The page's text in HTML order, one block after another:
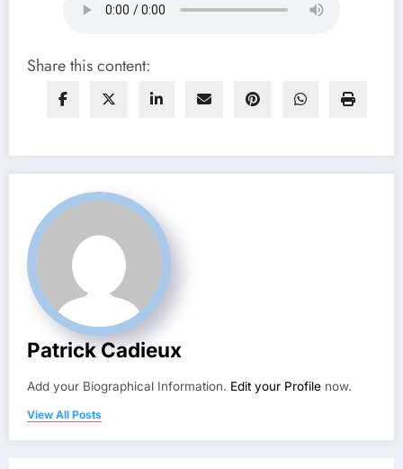
Share this content:
Patrick Cadieux
Add your Biographical Information. Edit your Profile now.
View All Posts